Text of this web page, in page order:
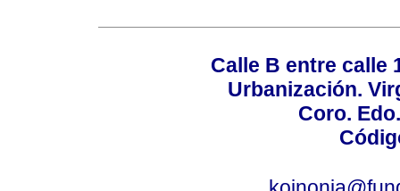
Calle B entre calle
Urbanización.
Coro.